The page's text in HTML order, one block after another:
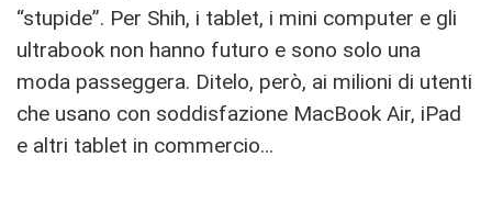
“stupide”. Per Shih, i tablet, i mini computer e gli
ultrabook non hanno futuro e sono solo una
moda passeggera. Ditelo, però, ai milioni di utenti
che usano con soddisfazione MacBook Air, iPad
e altri tablet in commercio…